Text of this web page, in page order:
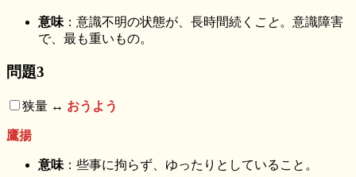
意味 ：意識不明の状態が、長時間続く こと。意識障害
で、最も重いもの。
問題3
狭量 ↔︎ おうよう
鷹揚
意味 ：些事に拘らず、ゆったりとしていること。